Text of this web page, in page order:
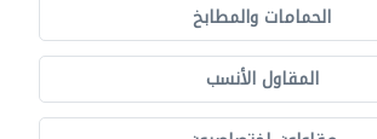
الحمامات والمطابخ
المقاول الأنسب